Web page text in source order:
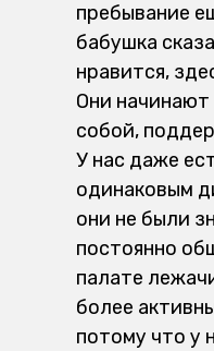
пребывание
бабушка
нравится,
Они
собой,
У нас даже
одинаковым
они не были
постоянно
палате
более
потому что у